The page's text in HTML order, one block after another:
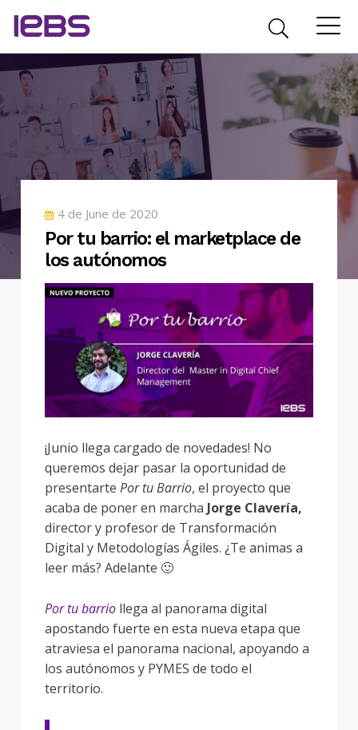
POSTED
ON
4 de June de 2020
Por tu barrio: el marketplace de
los autónomos
¡Junio llega cargado de novedades! No
queremos dejar pasar la oportunidad de
presentartePor tu Barrio, el proyecto que
acaba de poner en marcha Jorge Clavería,
director y profesor de Transformación
Digital y Metodologías Ágiles. ¿Te animas a
leer más? Adelante 🙂
Por tu barrio llega al panorama digital
apostando fuerte en esta nueva etapa que
atraviesa el panorama nacional, apoyando a
los autónomos y PYMES de todo el
territorio.